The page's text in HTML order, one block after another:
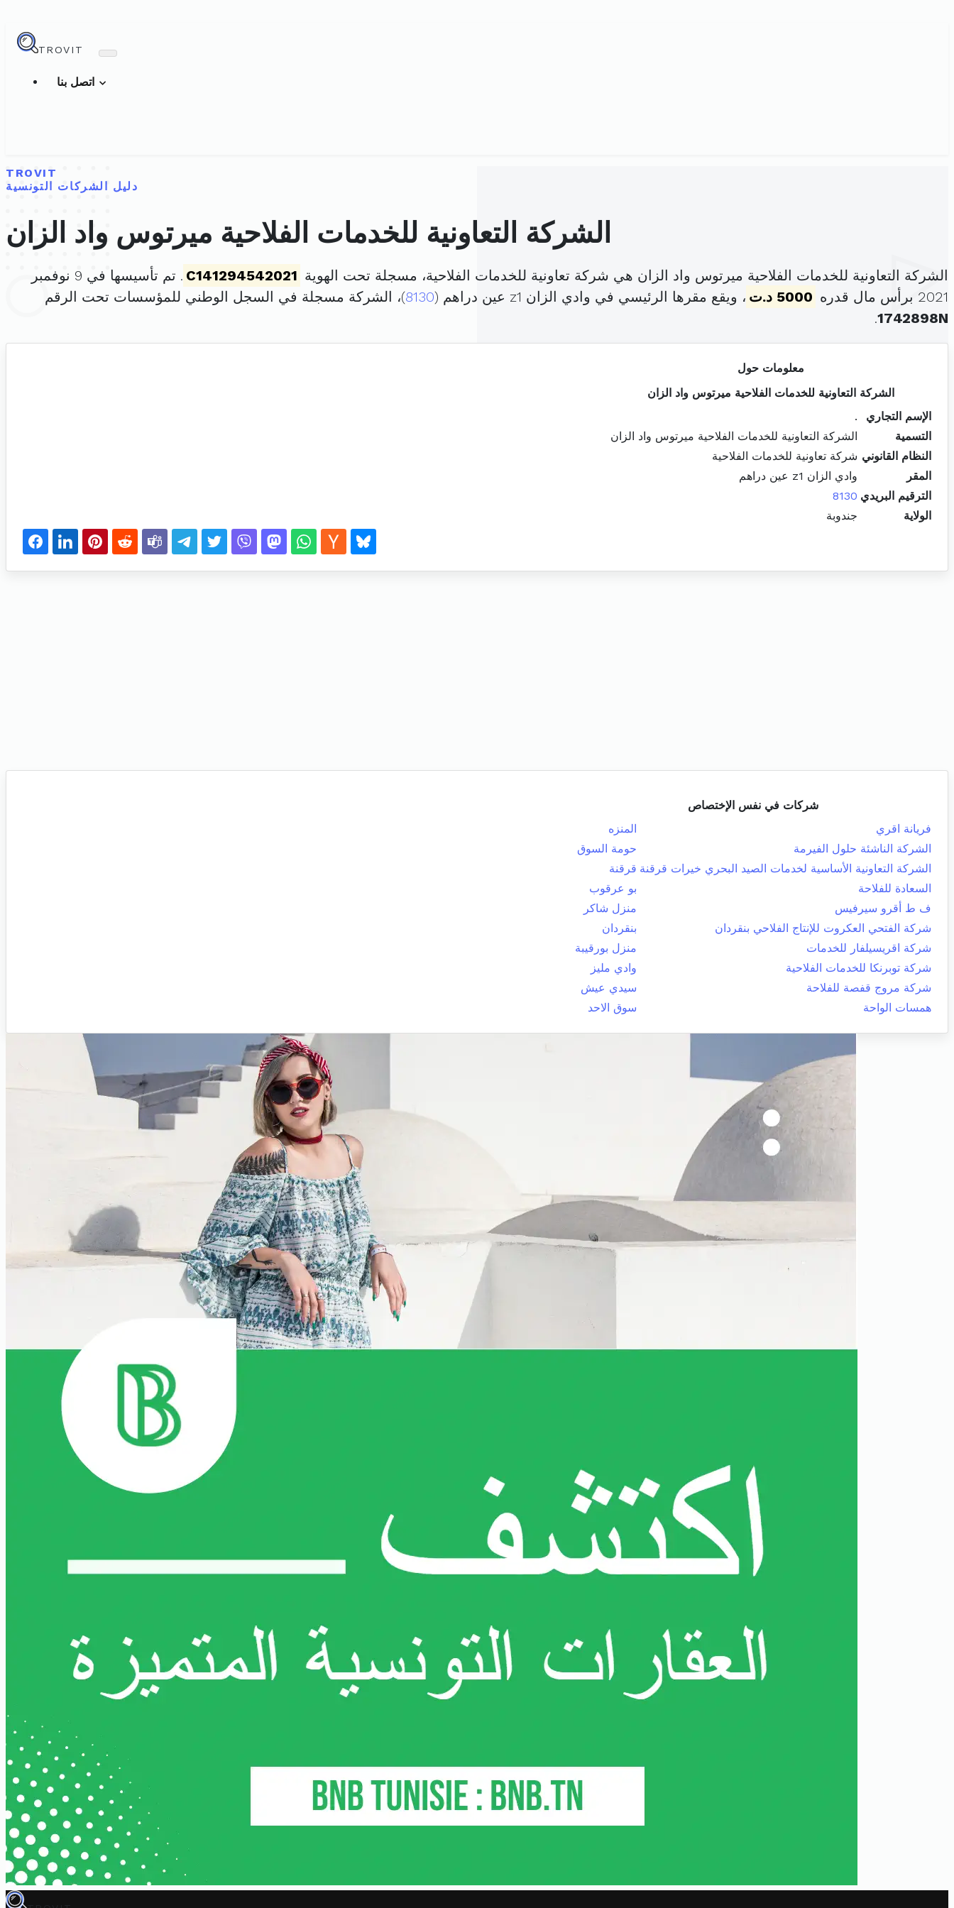
TROVIT
TROVIT
دليل الشركات التونسية
الشركة التعاونية للخدمات الفلاحية ميرتوس واد الزان
الشركة التعاونية للخدمات الفلاحية ميرتوس واد الزان هي شركة تعاونية للخدمات الفلاحية، مسجلة تحت الهوية C141294542021
. تم تأسيسها في 9 نوفمبر
2021 برأس مال قدره
5000 د.ت ، ويقع مقرها الرئيسي في وادي الزان z1 عين دراهم ( 8130)، الشركة مسجلة في السجل الوطني للمؤسسات تحت الرقم
1742898N
.
معلومات حول
الشركة التعاونية للخدمات الفلاحية ميرتوس واد الزان
الإسم التجاري
.
التسمية
الشركة التعاونية للخدمات الفلاحية ميرتوس واد الزان
النظام القانوني شركة تعاونية للخدمات الفلاحية
المقر
وادي الزان z1 عين دراهم
الترقيم البريدي 8130
الولاية
جندوبة
شركات في نفس الإختصاص
فريانة اقري
المنزه
الشركة الناشئة حلول الفيرمة
حومة السوق
الشركة التعاونية الأساسية لخدمات الصيد البحري خيرات قرقنة قرقنة
السعادة للفلاحة
بو عرقوب
ف ط أقرو سيرفيس
منزل شاكر
شركة الفتحي العكروت للإنتاج الفلاحي بنقردان
بنقردان
شركة اقريسيلفار للخدمات
منزل بورقيبة
شركة توبرنكا للخدمات الفلاحية
وادي مليز
شركة مروج قفصة للفلاحة
سيدي عيش
همسات الواحة
سوق الاحد